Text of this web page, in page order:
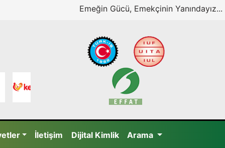
Emeğin Gücü, Emekçinin Yanındayız...
İletişim Dijital Kimlik Arama